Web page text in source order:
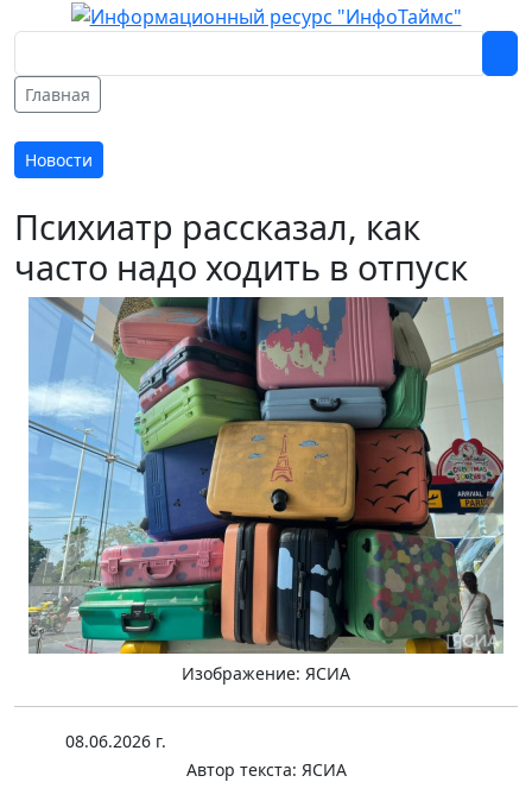
Главная
Новости
Психиатр рассказал, как
часто надо ходить в отпуск
Изображение: ЯСИА
08.06.2026 г.
Автор текста: ЯСИА